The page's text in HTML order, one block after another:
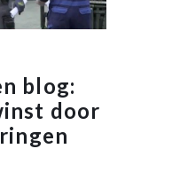
blog:
door